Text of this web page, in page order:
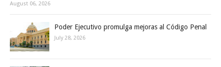
August 06, 2026
Poder Ejecutivo promulga mejoras al Código Penal
July 28, 2026